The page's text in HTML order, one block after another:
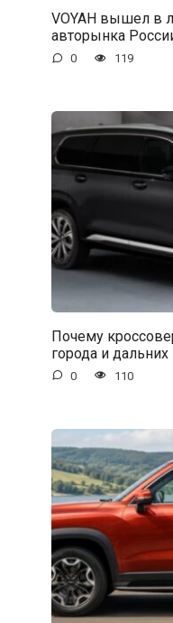
VOYAH вышел в
авторынка
0 119
Почему
города и
0 110